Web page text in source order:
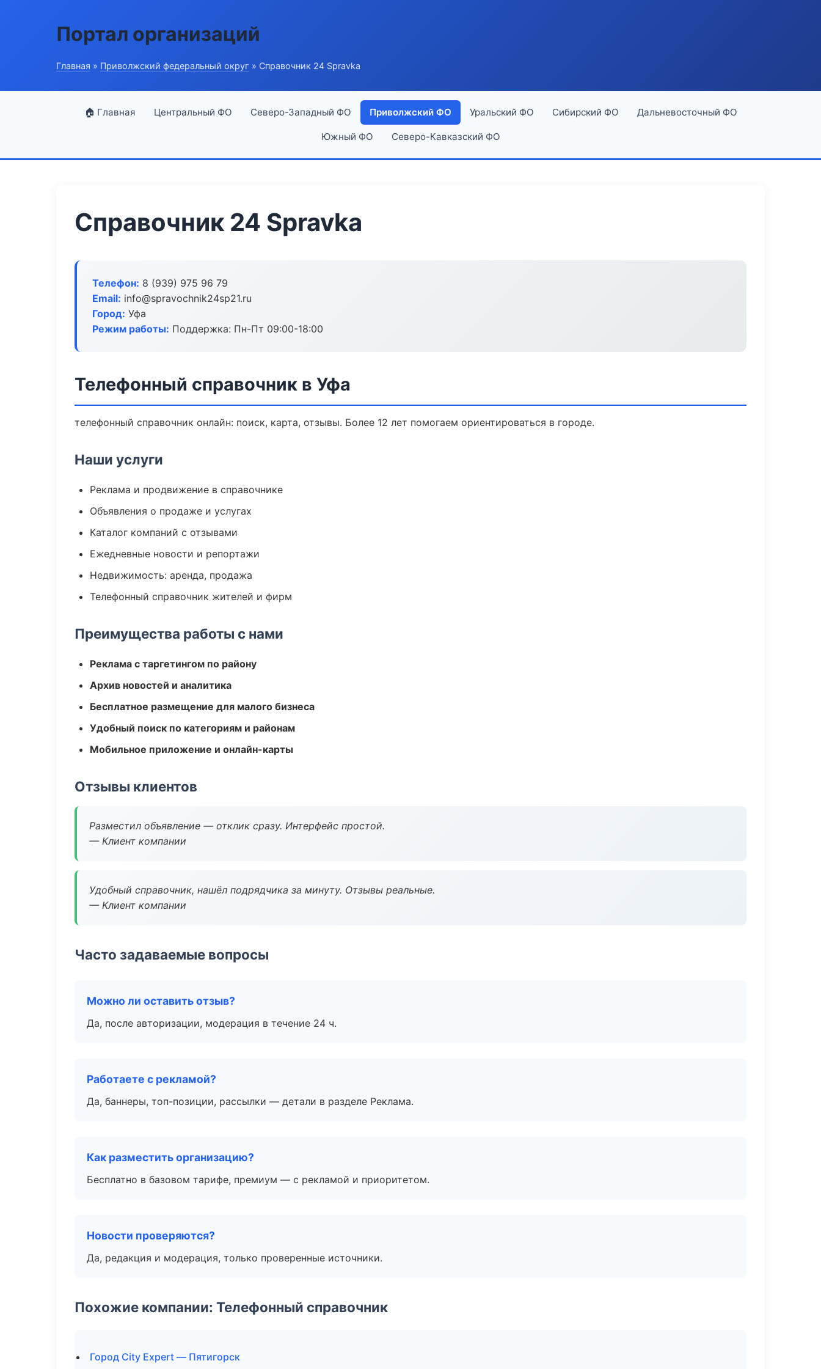
Портал организаций
Главная » Приволжский федеральный округ » Справочник 24 Spravka
🏠 Главная Центральный ФО Северо-Западный ФО Приволжский ФО Уральский ФО Сибирский ФО Дальневосточный ФО
Южный ФО Северо-Кавказский ФО
Справочник 24 Spravka
Телефон: 8 (939) 975 96 79
Email: info@spravochnik24sp21.ru
Город: Уфа
Режим работы: Поддержка: Пн-Пт 09:00-18:00
Телефонный справочник в Уфа
телефонный справочник онлайн: поиск, карта, отзывы. Более 12 лет помогаем ориентироваться в городе.
Наши услуги
Реклама и продвижение в справочнике
Объявления о продаже и услугах
Каталог компаний с отзывами
Ежедневные новости и репортажи
Недвижимость: аренда, продажа
Телефонный справочник жителей и фирм
Преимущества работы с нами
Реклама с таргетингом по району
Архив новостей и аналитика
Бесплатное размещение для малого бизнеса
Удобный поиск по категориям и районам
Мобильное приложение и онлайн-карты
Отзывы клиентов
Разместил объявление — отклик сразу. Интерфейс простой.
— Клиент компании
Удобный справочник, нашёл подрядчика за минуту. Отзывы реальные.
— Клиент компании
Часто задаваемые вопросы
Можно ли оставить отзыв?
Да, после авторизации, модерация в течение 24 ч.
Работаете с рекламой?
Да, баннеры, топ-позиции, рассылки — детали в разделе Реклама.
Как разместить организацию?
Бесплатно в базовом тарифе, премиум — с рекламой и приоритетом.
Новости проверяются?
Да, редакция и модерация, только проверенные источники.
Похожие компании: Телефонный справочник
Город City Expert — Пятигорск